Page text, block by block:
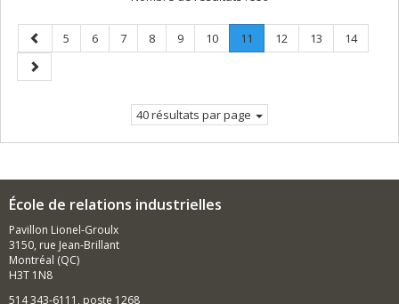
Page
précédente
Page
5 Page
6 Page
7 Page
8 Page
9 Page
10 Page
11
Page
Page
12 Page
13 Page
14
Page
suivante
40 résultats par page
École de relations industrielles
Pavillon Lionel-Groulx
3150, rue Jean-Brillant
Montréal (QC)
H3T 1N8
514 343-6111, poste 1268